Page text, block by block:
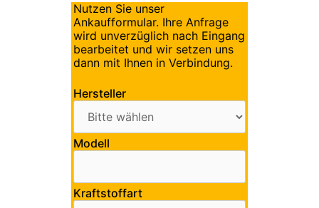
Nutzen Sie unser
Ankaufformular. Ihre Anfrage
wird unverzüglich nach Eingang
bearbeitet und wir setzen uns
dann mit Ihnen in Verbindung.
Hersteller
Modell
Kraftstoffart